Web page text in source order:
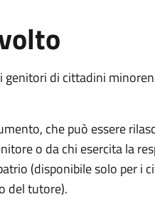
genitori di cittadini
che può essere
o da chi esercita la
(disponibile solo per i
del tutore).